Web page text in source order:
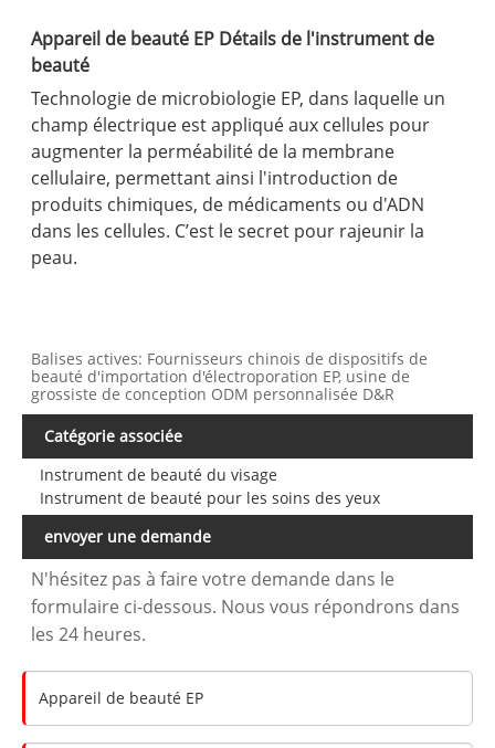
Appareil de beauté EP Détails de l'instrument de
beauté
Technologie de microbiologie EP, dans laquelle un
champ électrique est appliqué aux cellules pour
augmenter la perméabilité de la membrane
cellulaire, permettant ainsi l'introduction de
produits chimiques, de médicaments ou d'ADN
dans les cellules. C’est le secret pour rajeunir la
peau.
Balises actives: Fournisseurs chinois de dispositifs de
beauté d'importation d'électroporation EP, usine de
grossiste de conception ODM personnalisée D&R
Catégorie associée
Instrument de beauté du visage
Instrument de beauté pour les soins des yeux
envoyer une demande
N'hésitez pas à faire votre demande dans le
formulaire ci-dessous. Nous vous répondrons dans
les 24 heures.